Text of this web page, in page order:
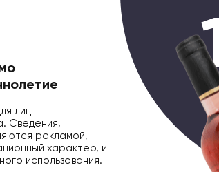
указания
0.75л
Сухое
Красное
лиц
Сведения,
рекламой,
характер, и
использования.